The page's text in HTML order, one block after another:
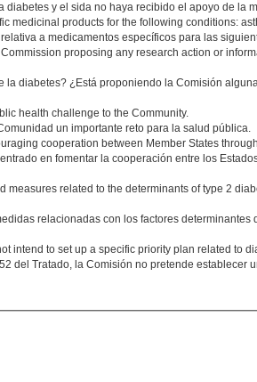
y el sida no haya recibido el apoyo de la
medicinal products for the following conditions:
a medicamentos específicos para las
proposing any research action or
diabetes? ¿Está proponiendo la Comisión
health challenge to the Community.
un importante reto para la salud pública.
cooperation between Member States
en fomentar la cooperación entre los
related to the determinants of type 2
relacionadas con los factores determinantes
intend to set up a specific priority plan related to
del Tratado, la Comisión no pretende establecer